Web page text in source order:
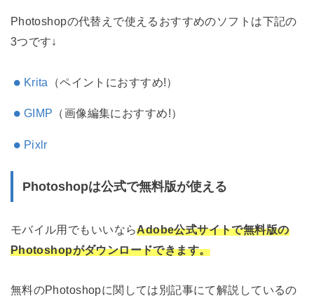
Photoshopの代替えで使えるおすすめのソフトは下記の
3つです↓
Krita （ペイントにおすすめ!）
GIMP （画像編集におすすめ!）
Pixlr
Photoshopは公式で無料版が使える
モバイル用でもいいならAdobe公式サイトで無料版の
Photoshopがダウンロードできます。
無料のPhotoshopに関しては別記事にて解説しているの